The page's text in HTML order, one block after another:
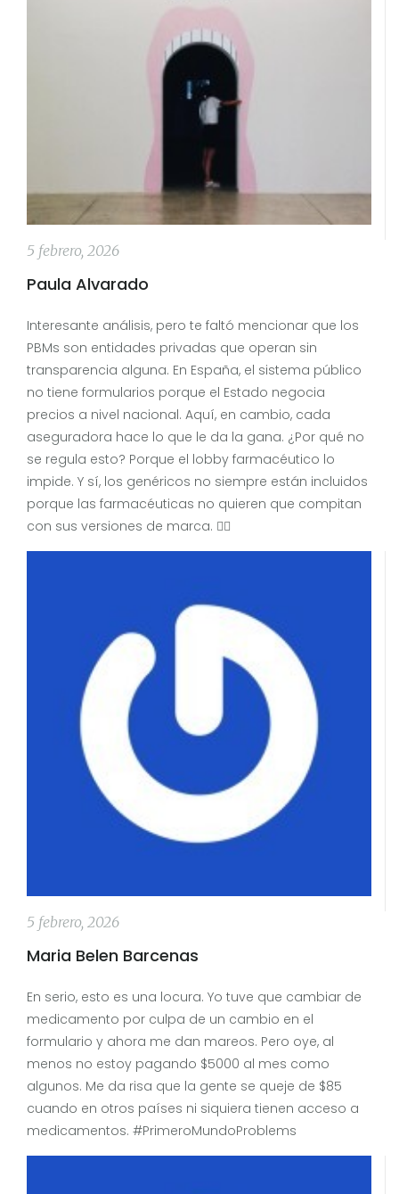
5 febrero, 2026
Paula Alvarado
Interesante análisis, pero te faltó mencionar que los
PBMs son entidades privadas que operan sin
transparencia alguna. En España, el sistema público
no tiene formularios porque el Estado negocia
precios a nivel nacional. Aquí, en cambio, cada
aseguradora hace lo que le da la gana. ¿Por qué no
se regula esto? Porque el lobby farmacéutico lo
impide. Y sí, los genéricos no siempre están incluidos
porque las farmacéuticas no quieren que compitan
con sus versiones de marca. 🤷‍♀️
5 febrero, 2026
Maria Belen Barcenas
En serio, esto es una locura. Yo tuve que cambiar de
medicamento por culpa de un cambio en el
formulario y ahora me dan mareos. Pero oye, al
menos no estoy pagando $5000 al mes como
algunos. Me da risa que la gente se queje de $85
cuando en otros países ni siquiera tienen acceso a
medicamentos. #PrimeroMundoProblems